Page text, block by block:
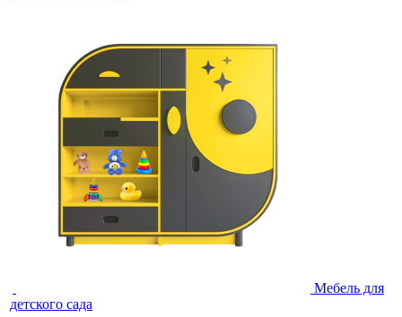
Мебель для
детского сада